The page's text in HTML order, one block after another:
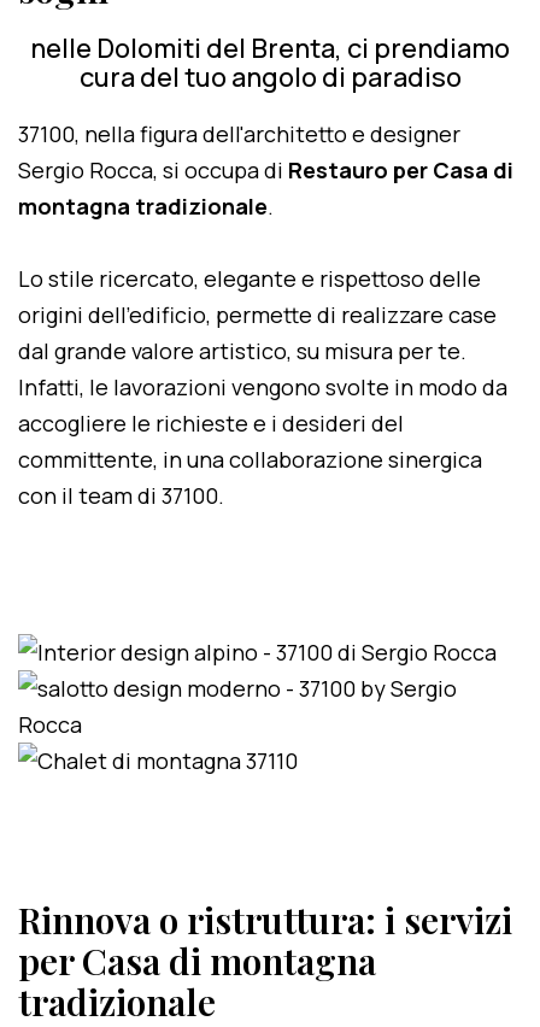
nelle Dolomiti del Brenta, ci prendiamo
cura del tuo angolo di paradiso
37100, nella figura dell'architetto e designer
Sergio Rocca, si occupa di Restauro per Casa di
montagna tradizionale.
Lo stile ricercato, elegante e rispettoso delle
origini dell'edificio, permette di realizzare case
dal grande valore artistico, su misura per te.
Infatti, le lavorazioni vengono svolte in modo da
accogliere le richieste e i desideri del
committente, in una collaborazione sinergica
con il team di 37100.
Rinnova o ristruttura: i servizi
per Casa di montagna
tradizionale